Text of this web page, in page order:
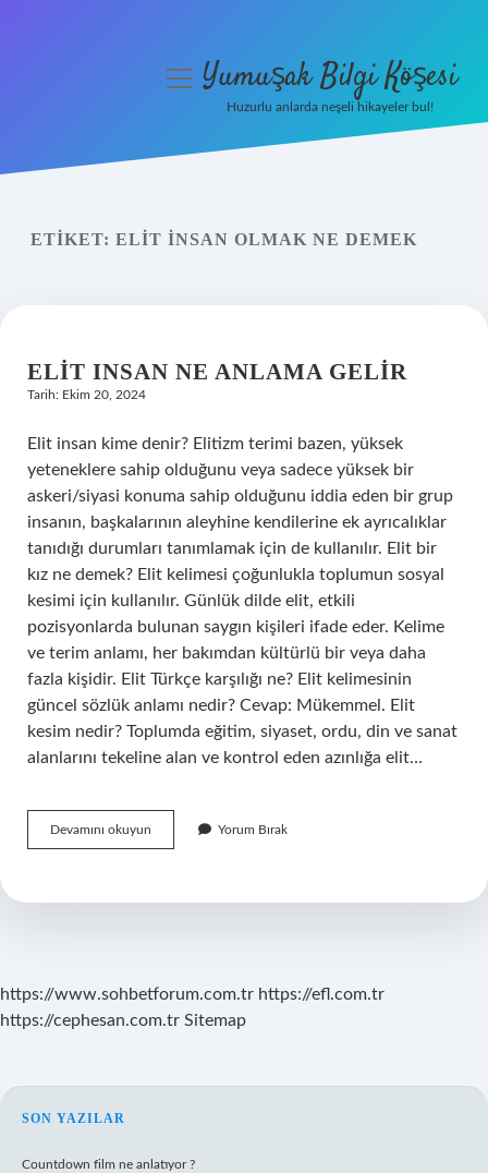
Yasal Uyarı
menüyüYumuşak Bilgi Köşesi
Huzurlu anlarda neşeli hikayeler bul!
ETIKET: ELIT INSAN OLMAK NE DEMEK
ELIT INSAN NE ANLAMA GELIR
Tarih: Ekim 20, 2024
Elit insan kime denir? Elitizm terimi bazen, yüksek
yeteneklere sahip olduğunu veya sadece yüksek bir
askeri/siyasi konuma sahip olduğunu iddia eden bir grup
insanın, başkalarının aleyhine kendilerine ek ayrıcalıklar
tanıdığı durumları tanımlamak için de kullanılır. Elit bir
kız ne demek? Elit kelimesi çoğunlukla toplumun sosyal
kesimi için kullanılır. Günlük dilde elit, etkili
pozisyonlarda bulunan saygın kişileri ifade eder. Kelime
ve terim anlamı, her bakımdan kültürlü bir veya daha
fazla kişidir. Elit Türkçe karşılığı ne? Elit kelimesinin
güncel sözlük anlamı nedir? Cevap: Mükemmel. Elit
kesim nedir? Toplumda eğitim, siyaset, ordu, din ve sanat
alanlarını tekeline alan ve kontrol eden azınlığa elit…
Devamını okuyun
Insan
Gelir
Yorum Bırak
https://www.sohbetforum.com.tr https://efl.com.tr
https://cephesan.com.tr Sitemap
SIDEBAR
SON YAZILAR
Countdown film ne anlatıyor ?